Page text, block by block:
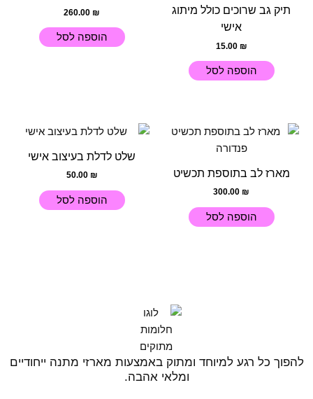
תיק גב שרוכים כולל מיתוג
אישי
15.00 ₪
הוספה לסל
260.00 ₪
הוספה לסל
מארז לב בתוספת תכשיט
300.00 ₪
הוספה לסל
שלט לדלת בעיצוב אישי
50.00 ₪
הוספה לסל
להפוך כל רגע למיוחד ומתוק באמצעות מארזי מתנה ייחודיים
ומלאי אהבה.